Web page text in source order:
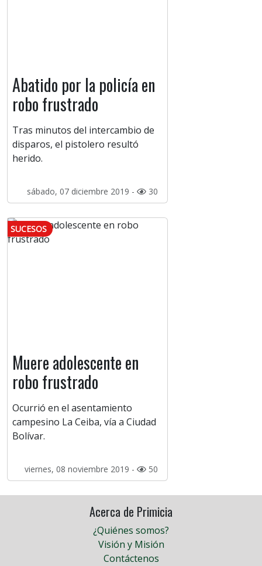
Abatido por la policía en
robo frustrado
Tras minutos del intercambio de
disparos, el pistolero resultó
herido.
sábado, 07 diciembre 2019 - 30
SUCESOS
Muere adolescente en
robo frustrado
Ocurrió en el asentamiento
campesino La Ceiba, vía a Ciudad
Bolívar.
viernes, 08 noviembre 2019 - 50
Acerca de Primicia
¿Quiénes somos?
Visión y Misión
Contáctenos